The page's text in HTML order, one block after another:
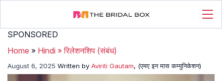
SPONSORED
Home » Hindi »रिलेशनशिप (संबंध)
August 6, 2025 Written by Aviriti Gautam, (एमए इन मास कम्युनिकेशन)